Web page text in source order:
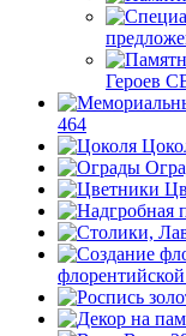
Героев
464